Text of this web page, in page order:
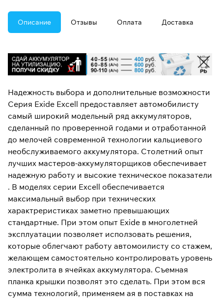
Описание Отзывы Оплата Доставка
Надежность выбора и дополнительные возможности
Серия Exide Excell предоставляет автомобилисту
самый широкий модельный ряд аккумуляторов,
сделанный по проверенной годами и отработанной
до мелочей современной технологии кальциевого
необслуживаемого аккумулятора. Столетний опыт
лучших мастеров-аккумуляторщиков обеспечивает
надежную работу и высокие техническое показатели
. В моделях серии Excell обеспечивается
максимальный выбор при технических
характреристиках заметно превышающих
стандартные. При этом опыт Exide в многолетней
эксплуатации позволяет исползовать решения,
которые облегчают работу автомоилисту со стажем,
желающем самостоятельно контролировать уровень
электролита в ячейках аккумулятора. Съемная
планка крышки позволят это сделать. При этом вся
сумма технологий, применяем ая в поставках на